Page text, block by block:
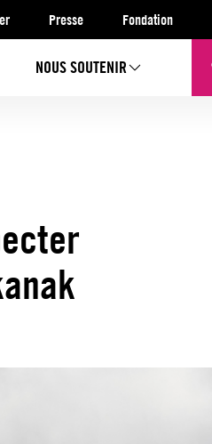
Presse Fondation
NOUS SOUTENIR